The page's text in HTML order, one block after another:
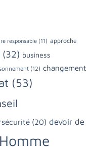
responsable (11) approche
(32) business
(12) changement
(53)
(20) devoir de